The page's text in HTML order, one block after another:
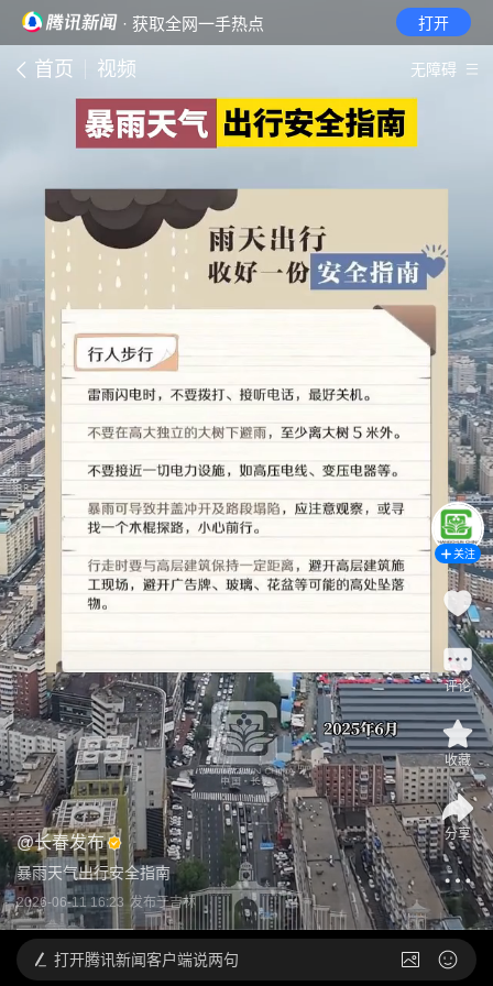
· 获取全网一手热点 打开
首页 视频 无障碍
@长春发布
暴雨天气出行安全指南
2026-06-11 16:23 发布于吉林
关注
评论
收藏
分享
打开腾讯新闻客户端说两句